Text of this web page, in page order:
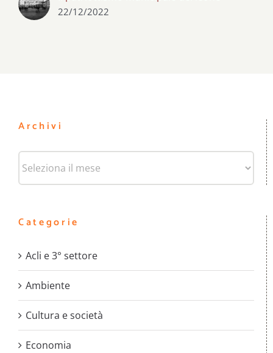
22/12/2022
Archivi
Categorie
Acli e 3° settore
Ambiente
Cultura e società
Economia